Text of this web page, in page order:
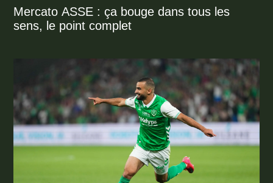
Mercato ASSE : ça bouge dans tous les
sens, le point complet